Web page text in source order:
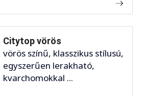
Citytop vörös
vörös színű, klasszikus stílusú,
egyszerűen lerakható,
kvarchomokkal ...